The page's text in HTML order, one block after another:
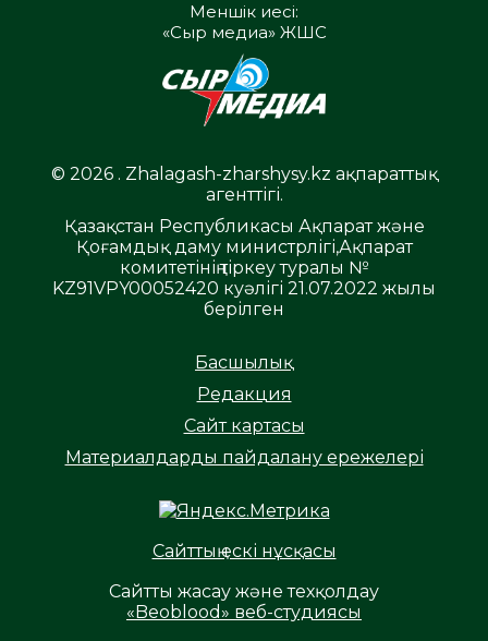
Меншік иесі:
«Сыр медиа» ЖШС
© 2026 . Zhalagash-zharshysy.kz ақпараттық
агенттігі.
Қазақстан Республикасы Ақпарат және
Қоғамдық даму министрлігі,Ақпарат
комитетінің тіркеу туралы №
KZ91VPY00052420 куәлігі 21.07.2022 жылы
берілген
Басшылық
Редакция
Сайт картасы
Материалдарды пайдалану ережелері
Сайттың ескі нұсқасы
Сайтты жасау және техқолдау
«Beoblood» веб-студиясы